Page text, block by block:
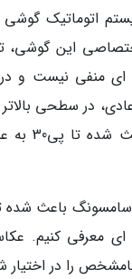
این گوشی،
منفی نیست و در
دوربین اصلی پی30 پرو در
است، اما
باعث شده
معرفی کنیم.
را در اختیار